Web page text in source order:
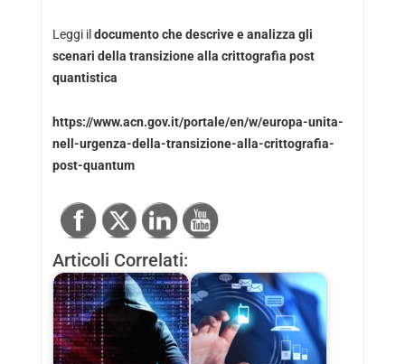
Leggi il documento che descrive e analizza gli
scenari della transizione alla crittografia post
quantistica
https://www.acn.gov.it/portale/en/w/europa-unita-
nell-urgenza-della-transizione-alla-crittografia-
post-quantum
Articoli Correlati: